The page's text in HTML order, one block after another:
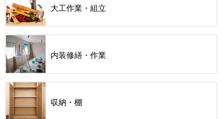
大工作業・組立
内装修繕・作業
収納・棚